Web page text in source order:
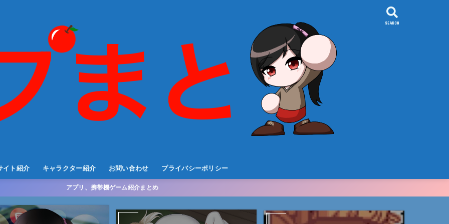
イト紹介 キャラクター紹介 お問い合わせ プライバシーポリシー
SEARCH
アプリ、携帯機ゲーム紹介まとめ